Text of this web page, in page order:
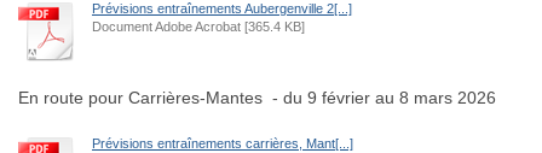
Prévisions entraînements Aubergenville 2[...]
Document Adobe Acrobat [365.4 KB]
En route pour Carrières-Mantes - du 9 février au 8 mars 2026
Prévisions entraînements carrières, Mant[...]